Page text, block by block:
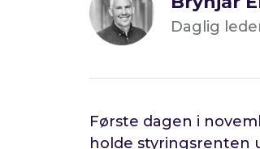
Daglig
Første dagen i
holde styringsrenten